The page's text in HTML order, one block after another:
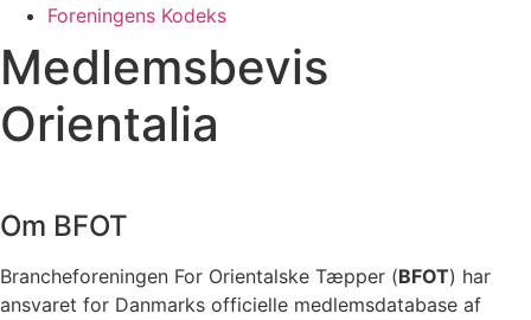
Foreningens Kodeks
Medlemsbevis
Orientalia
Om BFOT
Brancheforeningen For Orientalske Tæpper (BFOT) har
ansvaret for Danmarks officielle medlemsdatabase af